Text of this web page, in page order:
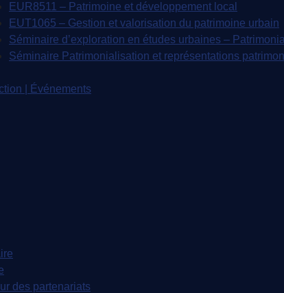
EUR8511 – Patrimoine et développement local
EUT1065 – Gestion et valorisation du patrimoine urbain
Séminaire d’exploration en études urbaines –
Séminaire Patrimonialisation et représentations
| Événements
des partenariats